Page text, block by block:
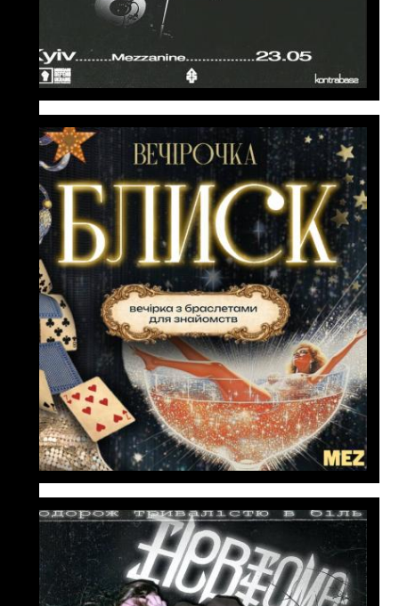
дізнатися більше
05 червня
18:00
VECHIROCHKA: Блиск
VECHIROCHKA відкриває літній
сезон блискучою, чарівною
вечірочкою! Готуйся сяяти
яскравіше за всі вогні міста - цього
вечора ти станеш зіркою.
дізнатися більше
06 червня
невтома: перший сольний
концерт
невтома увірвався в новий укрмуз